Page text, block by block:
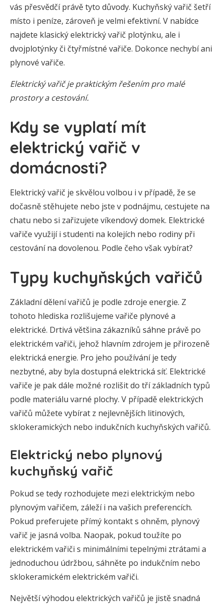
vás přesvědčí právě tyto důvody. Kuchyňský vařič šetří
místo i peníze, zároveň je velmi efektivní. V nabídce
najdete klasický elektrický vařič plotýnku, ale i
dvojplotýnky či čtyřmístné vařiče. Dokonce nechybí ani
plynové vařiče.
Elektrický vařič je praktickým řešením pro malé
prostory a cestování.
Kdy se vyplatí mít
elektrický vařič v
domácnosti?
Elektrický vařič je skvělou volbou i v případě, že se
dočasně stěhujete nebo jste v podnájmu, cestujete na
chatu nebo si zařizujete víkendový domek. Elektrické
vařiče využijí i studenti na kolejích nebo rodiny při
cestování na dovolenou. Podle čeho však vybírat?
Typy kuchyňských vařičů
Základní dělení vařičů je podle zdroje energie. Z
tohoto hlediska rozlišujeme vařiče plynové a
elektrické. Drtivá většina zákazníků sáhne právě po
elektrickém vařiči, jehož hlavním zdrojem je přirozeně
elektrická energie. Pro jeho používání je tedy
nezbytné, aby byla dostupná elektrická síť. Elektrické
vařiče je pak dále možné rozlišit do tří základních typů
podle materiálu varné plochy. V případě elektrických
vařičů můžete vybírat z nejlevnějších litinových,
sklokeramických nebo indukčních kuchyňských vařičů.
Elektrický nebo plynový
kuchyňský vařič
Pokud se tedy rozhodujete mezi elektrickým nebo
plynovým vařičem, záleží i na vašich preferencích.
Pokud preferujete přímý kontakt s ohněm, plynový
vařič je jasná volba. Naopak, pokud toužíte po
elektrickém vařiči s minimálními tepelnými ztrátami a
jednoduchou údržbou, sáhněte po indukčním nebo
sklokeramickém elektrickém vařiči.
Největší výhodou elektrických vařičů je jistě snadná